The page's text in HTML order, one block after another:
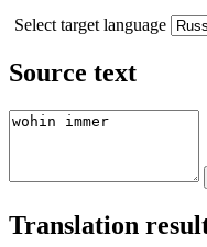
Select target language
Source text
Translation